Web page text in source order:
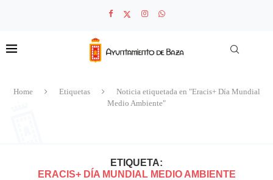
Home Etiquetas
Noticia etiquetada en "Eracis+ Día Mundial
Medio Ambiente"
ETIQUETA:
ERACIS+ DÍA MUNDIAL MEDIO AMBIENTE